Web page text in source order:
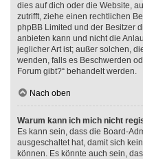
dies auf dich oder die Website,
zutrifft, ziehe einen rechtlichen
phpBB Limited und der Besitzer
anbieten kann und nicht die
jeglicher Art ist; außer solchen,
wenden, falls es Beschwerden
Forum gibt?“ behandelt werden.
Nach oben
Warum kann ich mich nicht
Es kann sein, dass die Board-
ausgeschaltet hat, damit sich
können. Es könnte auch sein,